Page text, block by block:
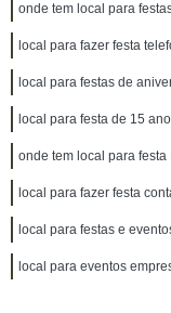
onde tem local para
local para fazer festa
local para festas de
local para festa de 15
onde tem local para
local para fazer festa
local para festas e
local para eventos